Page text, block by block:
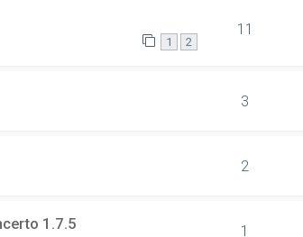
1 2
11
3
2
1.7.5 1